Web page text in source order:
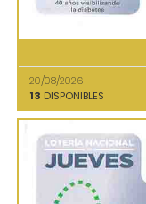
20/08/2026
13 DISPONIBLES